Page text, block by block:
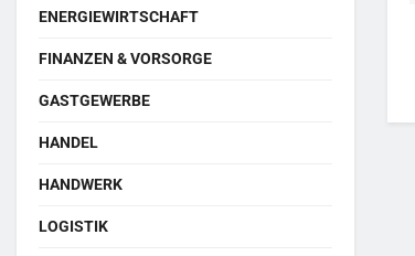
ENERGIEWIRTSCHAFT
FINANZEN & VORSORGE
GASTGEWERBE
HANDEL
HANDWERK
LOGISTIK